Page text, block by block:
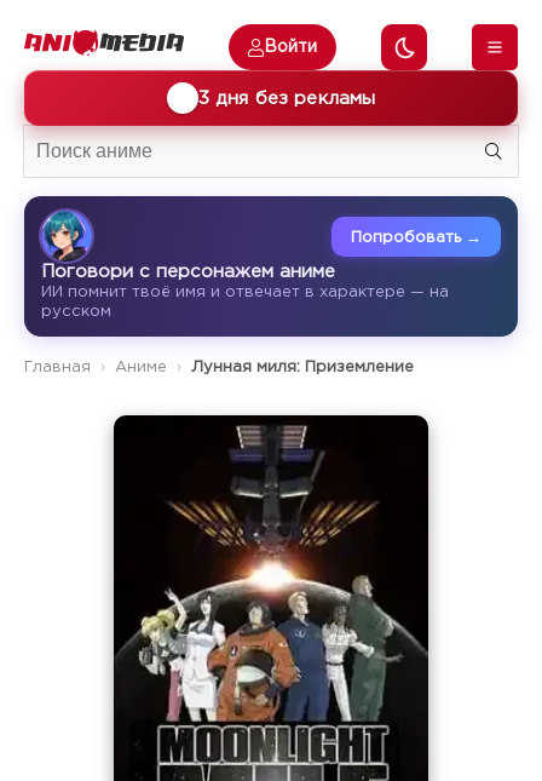
3 дня без рекламы
Войти
Поговори с персонажем аниме
ИИ помнит твоё имя и отвечает в характере — на
русском
Попробовать →
Главная Аниме Лунная миля: Приземление